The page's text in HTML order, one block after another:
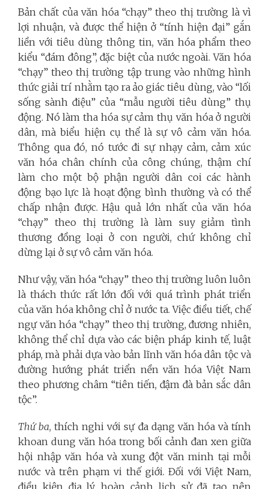
Bản chất của văn hóa “chạy” theo thị trường là vì
lợi nhuận, và được thể hiện ở “tính hiện đại” gắn
liền với tiêu dùng thông tin, văn hóa phẩm theo
kiểu “đám đông”, đặc biệt của nước ngoài. Văn hóa
“chạy” theo thị trường tập trung vào những hình
thức giải trí nhằm tạo ra ảo giác tiêu dùng, vào “lối
sống sành điệu” của “mẫu người tiêu dùng” thụ
động. Nó làm tha hóa sự cảm thụ văn hóa ở người
dân, mà biểu hiện cụ thể là sự vô cảm văn hóa.
Thông qua đó, nó tước đi sự nhạy cảm, cảm xúc
văn hóa chân chính của công chúng, thậm chí
làm cho một bộ phận người dân coi các hành
động bạo lực là hoạt động bình thường và có thể
chấp nhận được. Hậu quả lớn nhất của văn hóa
“chạy” theo thị trường là làm suy giảm tình
thương đồng loại ở con người, chứ không chỉ
dừng lại ở sự vô cảm văn hóa.
Như vậy, văn hóa “chạy” theo thị trường luôn luôn
là thách thức rất lớn đối với quá trình phát triển
của văn hóa không chỉ ở nước ta. Việc điều tiết, chế
ngự văn hóa “chạy” theo thị trường, đương nhiên,
không thể chỉ dựa vào các biện pháp kinh tế, luật
pháp, mà phải dựa vào bản lĩnh văn hóa dân tộc và
đường hướng phát triển nền văn hóa Việt Nam
theo phương châm “tiên tiến, đậm đà bản sắc dân
tộc”.
Thứ ba, thích nghi với sự đa dạng văn hóa và tính
khoan dung văn hóa trong bối cảnh đan xen giữa
hội nhập văn hóa và xung đột văn minh tại mỗi
nước và trên phạm vi thế giới. Đối với Việt Nam,
điều kiện địa lý, hoàn cảnh lịch sử đã tạo nên